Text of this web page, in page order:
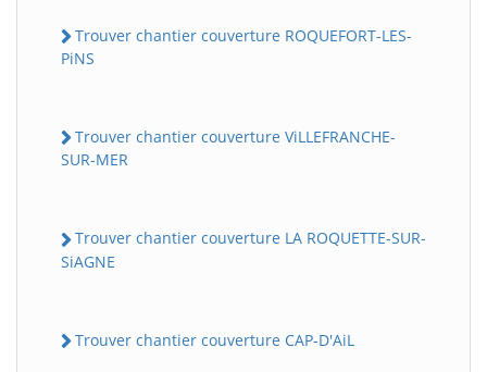
Trouver chantier couverture ROQUEFORT-LES-
PiNS
Trouver chantier couverture ViLLEFRANCHE-
SUR-MER
Trouver chantier couverture LA ROQUETTE-SUR-
SiAGNE
Trouver chantier couverture CAP-D'AiL